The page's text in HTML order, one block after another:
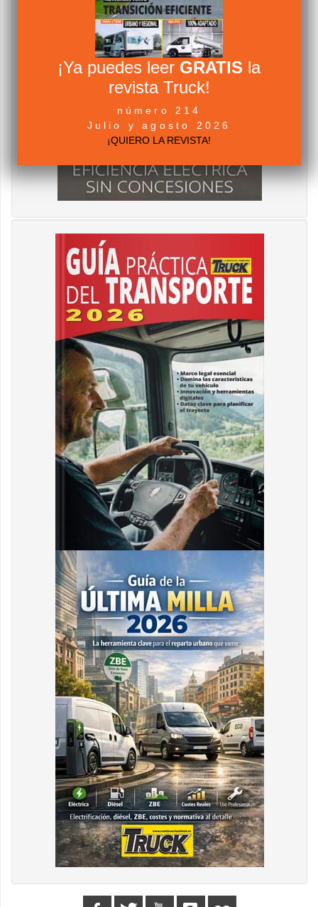
¡Ya puedes leer GRATIS la
revista Truck!
número 214
Julio y agosto 2026
¡QUIERO LA REVISTA!